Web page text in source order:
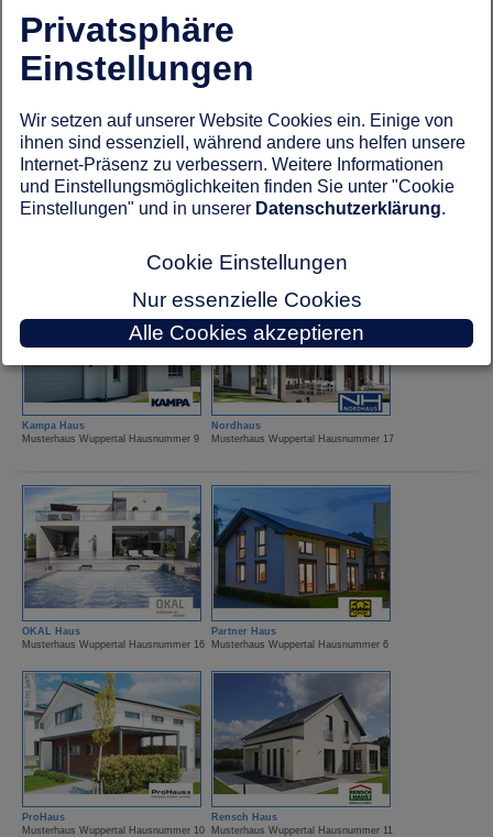
Gussek Haus
Hanse Haus
Musterhaus Wuppertal Hausnummer 7
Musterhaus Wuppertal Hausnummer 13
Kampa Haus
Musterhaus Wuppertal Hausnummer 9
Nordhaus
Musterhaus Wuppertal Hausnummer 17
OKAL Haus
Musterhaus Wuppertal Hausnummer 16
Partner Haus
Musterhaus Wuppertal Hausnummer 6
ProHaus
Musterhaus Wuppertal Hausnummer 10
Rensch Haus
Musterhaus Wuppertal Hausnummer 11
Privatsphäre
Einstellungen
Wir setzen auf unserer Website Cookies ein. Einige von
ihnen sind essenziell, während andere uns helfen unsere
Internet-Präsenz zu verbessern. Weitere Informationen
und Einstellungsmöglichkeiten finden Sie unter "Cookie
Einstellungen" und in unserer Datenschutzerklärung.
Cookie Einstellungen
Nur essenzielle Cookies
Alle Cookies akzeptieren